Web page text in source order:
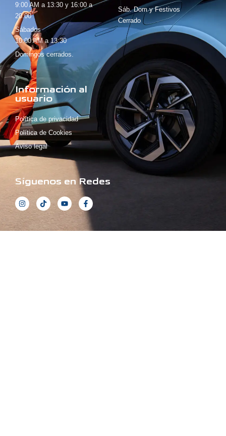
9:00 AM a 13:30 y 16:00 a
20:00
Sábados
10:00 AM a 13:30
Domingos cerrados.
Sáb. Dom y Festivos
Cerrado
Información al
usuario
Política de privacidad
Política de Cookies
Aviso legal
Síguenos en Redes